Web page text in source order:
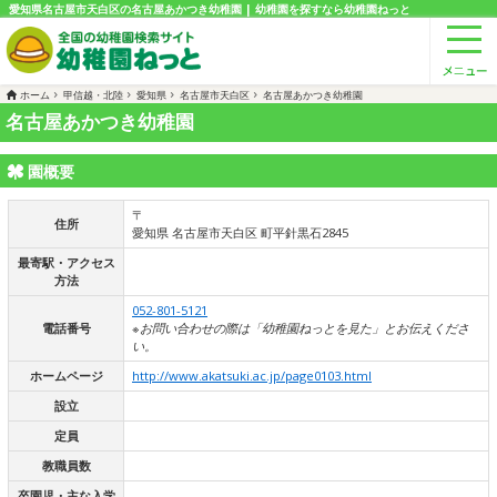
愛知県名古屋市天白区の名古屋あかつき幼稚園 | 幼稚園を探すなら幼稚園ねっと
ホーム 甲信越・北陸 愛知県 名古屋市天白区 名古屋あかつき幼稚園
名古屋あかつき幼稚園
園概要
住所
〒
愛知県 名古屋市天白区 町平針黒石2845
最寄駅・アクセス
方法
電話番号
052-801-5121
※お問い合わせの際は「幼稚園ねっとを見た」とお伝えくださ
い。
ホームページ
http://www.akatsuki.ac.jp/page0103.html
設立
定員
教職員数